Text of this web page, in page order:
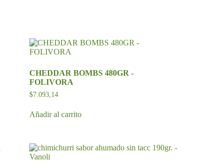
se
en
CHEDDAR BOMBS 480GR -
FOLIVORA
$7.093,14
Añadir al carrito